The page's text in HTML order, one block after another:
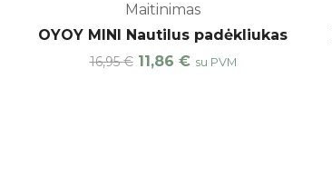
Maitinimas
OYOY MINI Nautilus padėkliukas
16,95€ 11,86 € su PVM